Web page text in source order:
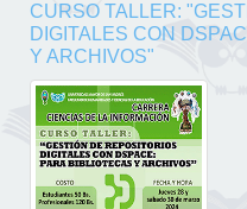
CURSO TALLER:
DIGITALES CON
Y ARCHIVOS"